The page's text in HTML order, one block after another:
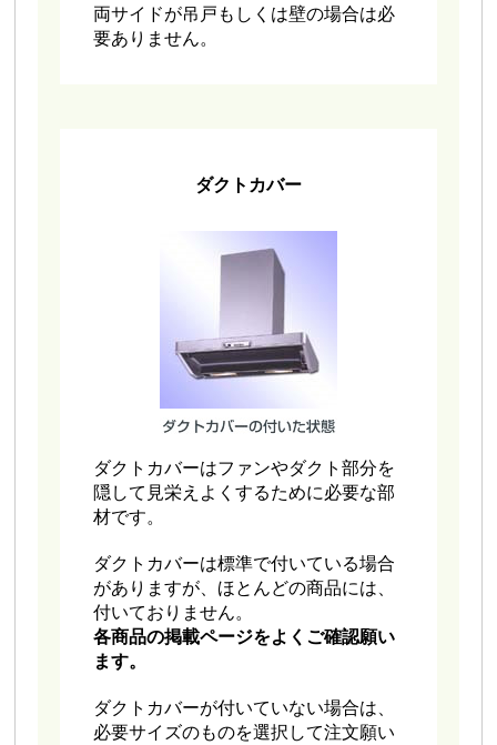
両サイドが吊戸もしくは壁の場合は必
要ありません。
ダクトカバー
ダクトカバーはファンやダクト部分を
隠して見栄えよくするために必要な部
材です。
ダクトカバーは標準で付いている場合
がありますが、ほとんどの商品には、
付いておりません。
各商品の掲載ページをよくご確認願い
ます。
ダクトカバーが付いていない場合は、
必要サイズのものを選択して注文願い